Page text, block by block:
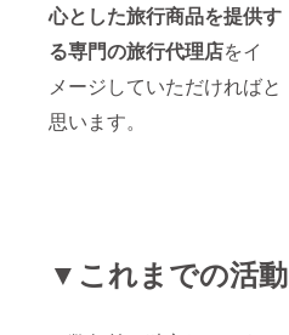
心とした旅行商品を提供す
る専門の旅行代理店をイ
メージしていただければと
思います。
▼これまでの活動